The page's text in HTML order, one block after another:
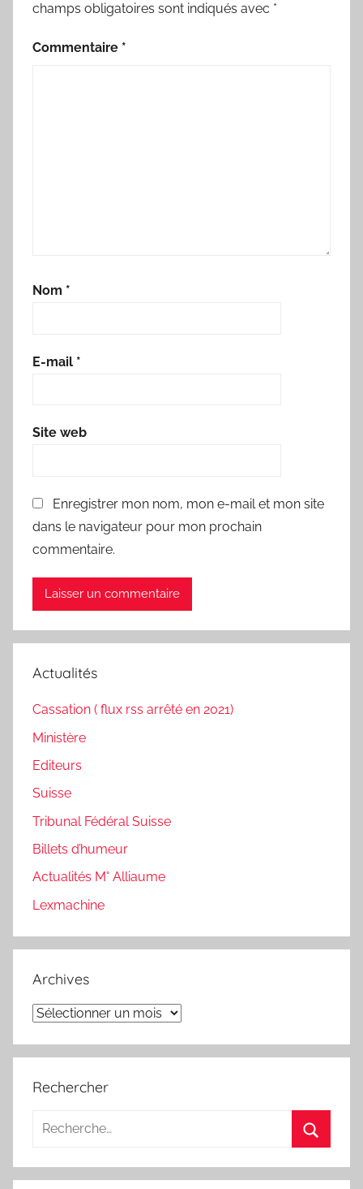
champs obligatoires sont indiqués avec *
Commentaire *
Nom *
E-mail *
Site web
Enregistrer mon nom, mon e-mail et mon site
dans le navigateur pour mon prochain
commentaire.
Actualités
Cassation ( flux rss arrêté en 2021)
Ministère
Editeurs
Suisse
Tribunal Fédéral Suisse
Billets d’humeur
Actualités M° Alliaume
Lexmachine
Archives
Archives
Rechercher
Recherche
: